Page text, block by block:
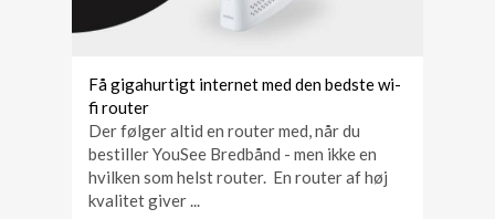
Få gigahurtigt internet med den bedste wi-
fi router
Der følger altid en router med, når du
bestiller YouSee Bredbånd - men ikke en
hvilken som helst router. En router af høj
kvalitet giver ...